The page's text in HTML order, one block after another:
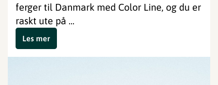
ferger til Danmark med Color Line, og du er
raskt ute på ...
Les mer